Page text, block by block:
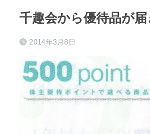
千趣会から優待品が
2014年3月8日